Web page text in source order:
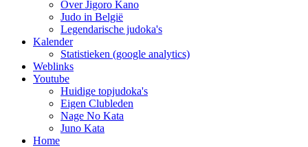
Over Jigoro Kano
Judo in België
Legendarische judoka's
Kalender
Statistieken (google analytics)
Weblinks
Youtube
Huidige topjudoka's
Eigen Clubleden
Nage No Kata
Juno Kata
Home